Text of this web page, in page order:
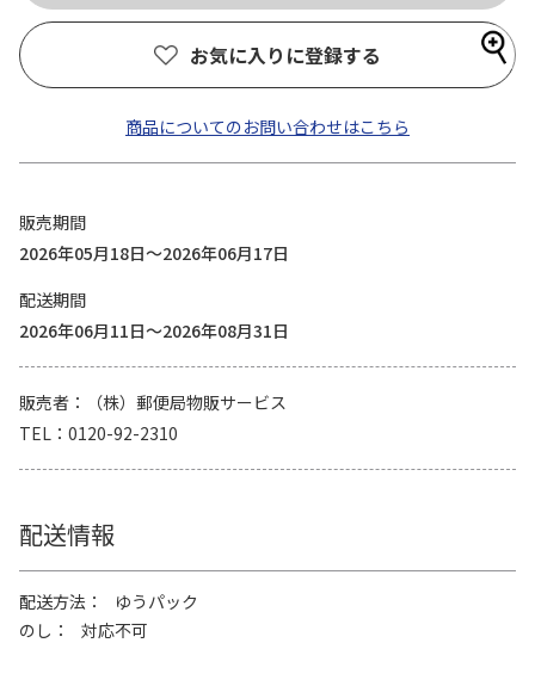
お気に入りに登録する
商品についてのお問い合わせはこちら
販売期間
2026年05月18日～2026年06月17日
配送期間
2026年06月11日～2026年08月31日
販売者
（株）郵便局物販サービス
TEL
0120-92-2310
配送情報
配送方法
ゆうパック
のし
対応不可